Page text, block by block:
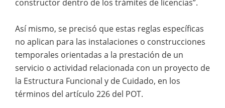
constructor dentro de los trámites de licencias”.
Así mismo, se precisó que estas reglas específicas
no aplican para las instalaciones o construcciones
temporales orientadas a la prestación de un
servicio o actividad relacionada con un proyecto de
la Estructura Funcional y de Cuidado, en los
términos del artículo 226 del POT.